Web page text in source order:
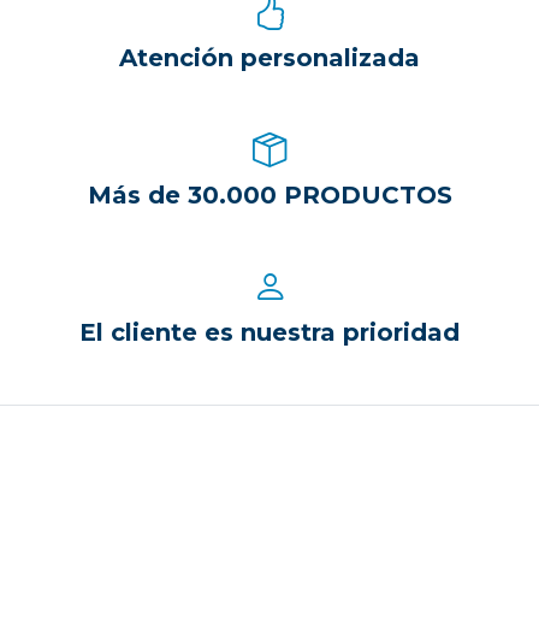
Atención personalizada
Más de 30.000 PRODUCTOS
El cliente es nuestra prioridad